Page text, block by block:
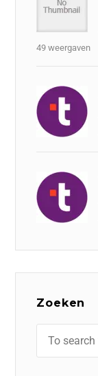
49 weergaven
Zoeken